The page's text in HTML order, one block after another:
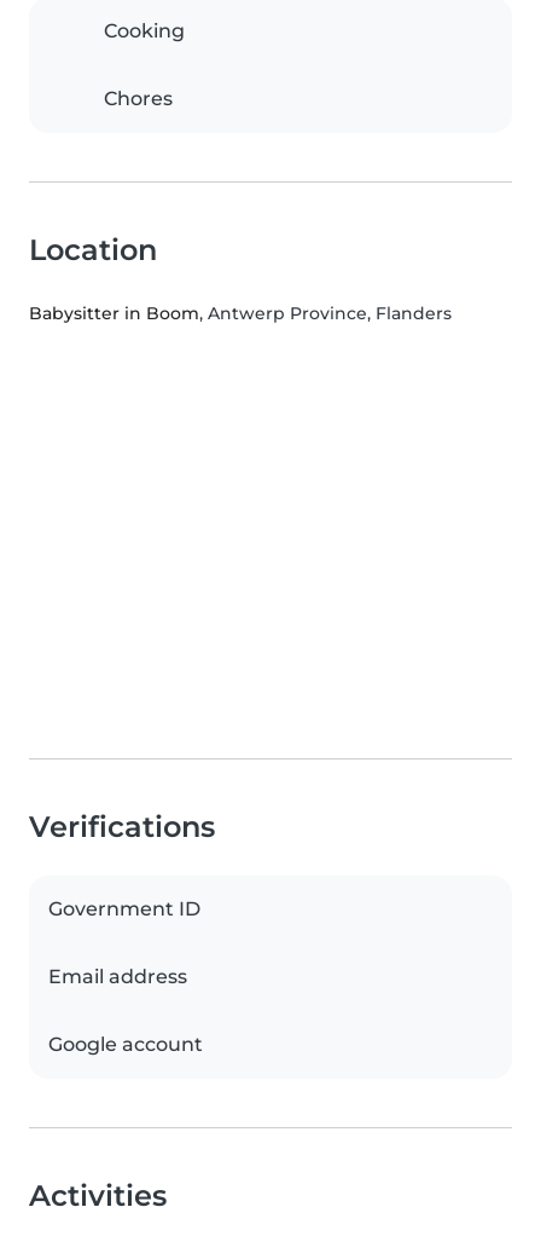
Cooking
Chores
Location
Babysitter in Boom, Antwerp Province, Flanders
Verifications
Government ID
Email address
Google account
Activities